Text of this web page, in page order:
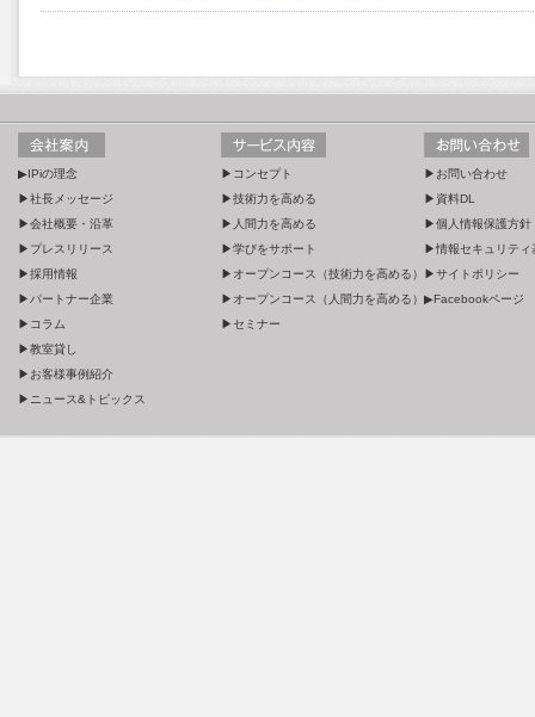
▶IPiの理念
▶社長メッセージ
▶会社概要・沿革
▶プレスリリース
▶採用情報
▶パートナー企業
▶コラム
▶教室貸し
▶お客様事例紹介
▶ニュース&トピックス
▶コンセプト
▶技術力を高める
▶人間力を高める
▶学びをサポート
▶オープンコース（技術力を高める）
▶オープンコース（人間力を高める）
▶セミナー
▶お問い合わせ
▶資料DL
▶個人情報保護方針
▶情報セキュリティ
▶サイトポリシー
▶Facebookページ